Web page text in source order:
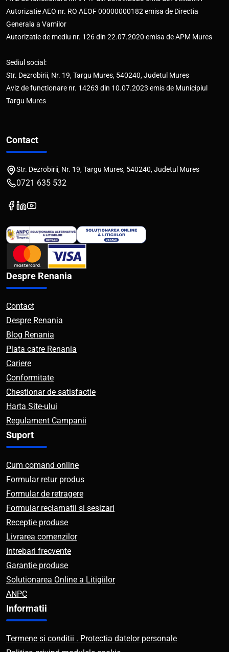
Autorizatie AEO nr. RO AEOF 00000000182 emisa de Directia
Generala a Vamilor
Autorizatie de mediu nr. 126 din 22.07.2020 emisa de APM Mures
Sediul social:
Str. Dezrobirii, Nr. 19, Targu Mures, 540240, Judetul Mures
Aviz de functionare nr. 14263 din 10.07.2023 emis de Municipiul
Targu Mures
Contact
Str. Dezrobirii, Nr. 19, Targu Mures, 540240, Judetul Mures
0721 635 532
Despre Renania
Contact
Despre Renania
Blog Renania
Plata catre Renania
Cariere
Conformitate
Chestionar de satisfactie
Harta Site-ului
Regulament Campanii
Suport
Cum comand online
Formular retur produs
Formular de retragere
Formular reclamatii si sesizari
Receptie produse
Livrarea comenzilor
Intrebari frecvente
Garantie produse
Solutionarea Online a Litigiilor
ANPC
Informatii
Termene si conditii . Protectia datelor personale